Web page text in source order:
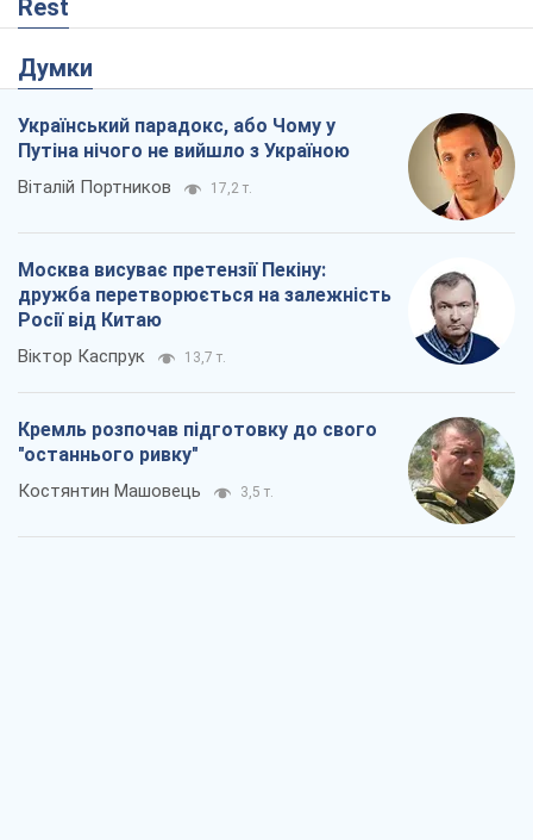
Rest
Думки
Український парадокс, або Чому у
Путіна нічого не вийшло з Україною
Віталій Портников 17,2 т.
Москва висуває претензії Пекіну:
дружба перетворюється на залежність
Росії від Китаю
Віктор Каспрук 13,7 т.
Кремль розпочав підготовку до свого
"останнього ривку"
Костянтин Машовець 3,5 т.